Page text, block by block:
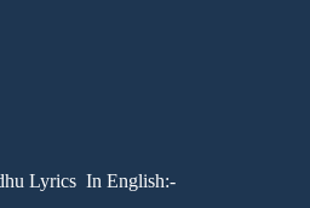
Lyrics In English:-